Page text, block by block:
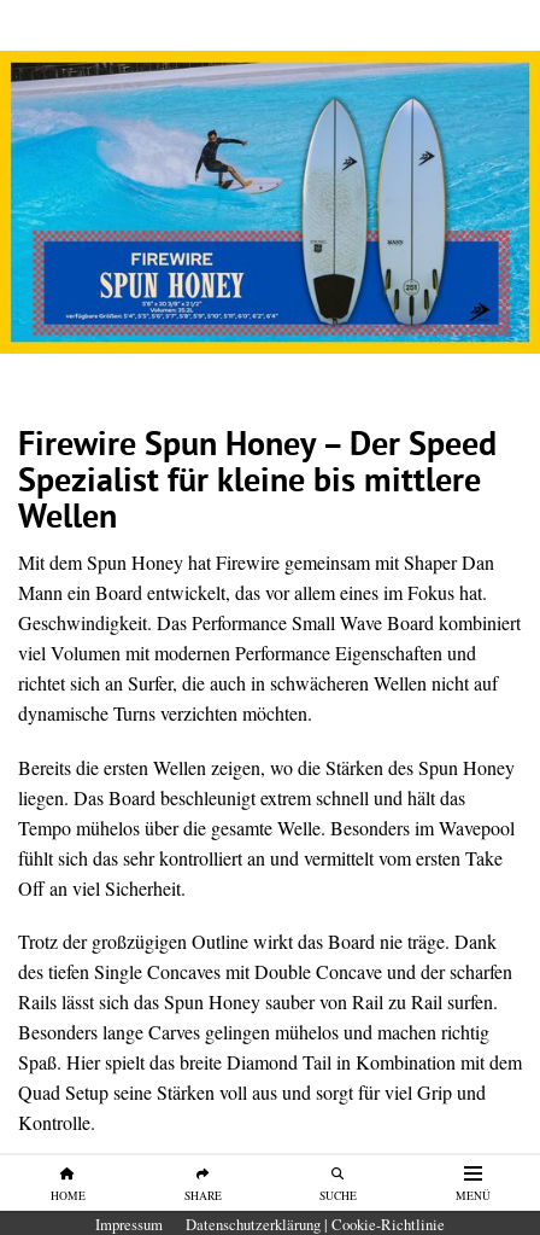
HOME SHARE SUCHE MENÜ
Firewire Spun Honey – Der Speed
Spezialist für kleine bis mittlere
Wellen
Mit dem Spun Honey hat Firewire gemeinsam mit Shaper Dan
Mann ein Board entwickelt, das vor allem eines im Fokus hat.
Geschwindigkeit. Das Performance Small Wave Board kombiniert
viel Volumen mit modernen Performance Eigenschaften und
richtet sich an Surfer, die auch in schwächeren Wellen nicht auf
dynamische Turns verzichten möchten.
Bereits die ersten Wellen zeigen, wo die Stärken des Spun Honey
liegen. Das Board beschleunigt extrem schnell und hält das
Tempo mühelos über die gesamte Welle. Besonders im Wavepool
fühlt sich das sehr kontrolliert an und vermittelt vom ersten Take
Off an viel Sicherheit.
Trotz der großzügigen Outline wirkt das Board nie träge. Dank
des tiefen Single Concaves mit Double Concave und der scharfen
Rails lässt sich das Spun Honey sauber von Rail zu Rail surfen.
Besonders lange Carves gelingen mühelos und machen richtig
Spaß. Hier spielt das breite Diamond Tail in Kombination mit dem
Quad Setup seine Stärken voll aus und sorgt für viel Grip und
Kontrolle.
Bei schnellen Snaps oder sehr engen Richtungswechseln stößt das
Board dagegen etwas früher an seine Grenzen. Dafür fühlt es sich
Impressum Datenschutzerklärung | Cookie-Richtlinie